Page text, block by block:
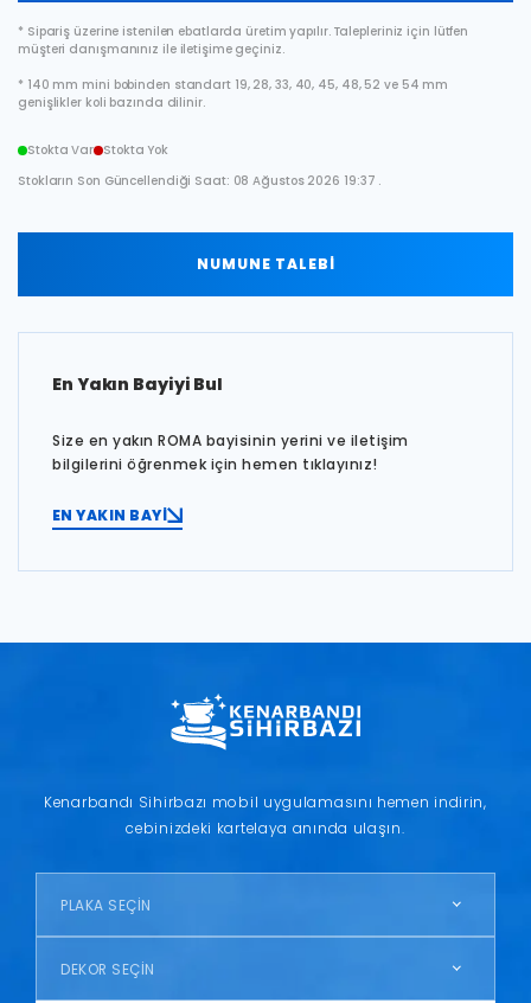
* Sipariş üzerine istenilen ebatlarda üretim yapılır. Talepleriniz için lütfen
müşteri danışmanınız ile iletişime geçiniz.
* 140 mm mini bobinden standart 19, 28, 33, 40, 45, 48, 52 ve 54 mm
genişlikler koli bazında dilinir.
Stokta Var
Stokta Yok
Stokların Son Güncellendiği Saat: 08 Ağustos 2026 19:37 .
NUMUNE TALEBİ
En Yakın Bayiyi Bul
Size en yakın ROMA bayisinin yerini ve iletişim
bilgilerini öğrenmek için hemen tıklayınız!
EN YAKIN BAYİ
Kenarbandı Sihirbazı mobil uygulamasını hemen indirin,
cebinizdeki kartelaya anında ulaşın.
PLAKA SEÇİN
DEKOR SEÇİN